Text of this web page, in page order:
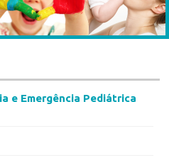
e Emergência Pediátrica